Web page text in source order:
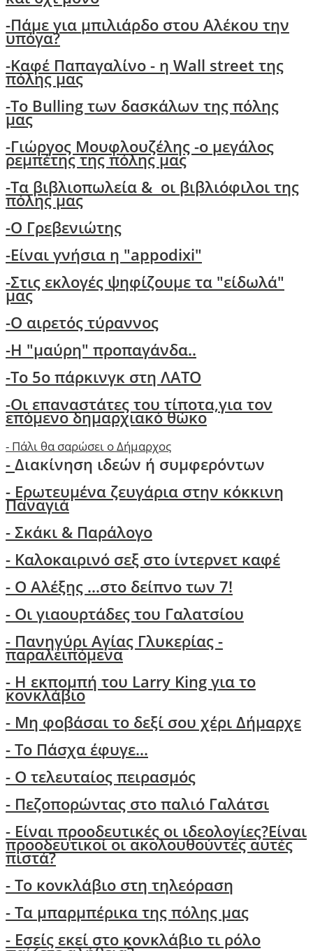
-Πάμε για μπιλιάρδο στου Αλέκου την
υπόγα?
-Καφέ Παπαγαλίνο - η Wall street της
πόλης μας
-Το Bulling των δασκάλων της πόλης
μας
-Γιώργος Μουφλουζέλης -ο μεγάλος
ρεμπέτης της πόλης μας
-Τα βιβλιοπωλεία & οι βιβλιόφιλοι της
πόλης μας
-O Γρεβενιώτης
-Είναι γνήσια η "appodixi"
-Στις εκλογές ψηφίζουμε τα "είδωλά"
μας
-Ο αιρετός τύραννος
-H "μαύρη" προπαγάνδα..
-Το 5ο πάρκινγκ στη ΛΑΤΟ
-Οι επαναστάτες του τίποτα,για τον
επόμενο δημαρχιακό θώκο
- Πάλι θα σαρώσει ο Δήμαρχος
-Διακίνηση ιδεών ή συμφερόντων
- Ερωτευμένα ζευγάρια στην κόκκινη
Παναγιά
- Σκάκι & Παράλογο
- Kαλοκαιρινό σεξ στο ίντερνετ καφέ
- Ο Aλέξης ...στο δείπνο των 7!
- Οι γιαουρτάδες του Γαλατσίου
- Πανηγύρι Αγίας Γλυκερίας -
παραλειπόμενα
- Η εκπομπή του Larry King για το
κονκλάβιο
- Μη φοβάσαι το δεξί σου χέρι Δήμαρχε
-Το Πάσχα έφυγε...
- Ο τελευταίος πειρασμός
- Πεζοπορώντας στο παλιό Γαλάτσι
- Είναι προοδευτικές οι ιδεολογίες?Είναι
προοδευτικοί οι ακολουθούντες αυτές
πιστά?
- Τo κονκλάβιο στη τηλεόραση
- Τα μπαρμπέρικα της πόλης μας
- Εσείς εκεί στο κονκλάβιο τι ρόλο